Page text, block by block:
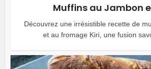
Muffins au Jambon
Découvrez une irrésistible recette de
et au fromage Kiri, une fusion